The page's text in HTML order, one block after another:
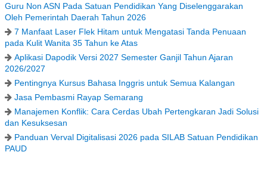
Guru Non ASN Pada Satuan Pendidikan Yang Diselenggarakan
Oleh Pemerintah Daerah Tahun 2026
7 Manfaat Laser Flek Hitam untuk Mengatasi Tanda Penuaan
pada Kulit Wanita 35 Tahun ke Atas
Aplikasi Dapodik Versi 2027 Semester Ganjil Tahun Ajaran
2026/2027
Pentingnya Kursus Bahasa Inggris untuk Semua Kalangan
Jasa Pembasmi Rayap Semarang
Manajemen Konflik: Cara Cerdas Ubah Pertengkaran Jadi Solusi
dan Kesuksesan
Panduan Verval Digitalisasi 2026 pada SILAB Satuan Pendidikan
PAUD